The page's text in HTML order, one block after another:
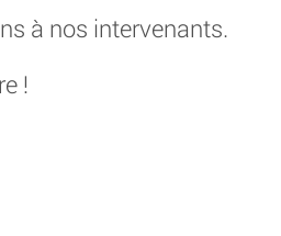
à nos intervenants.
!